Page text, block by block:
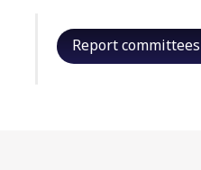
Report committees